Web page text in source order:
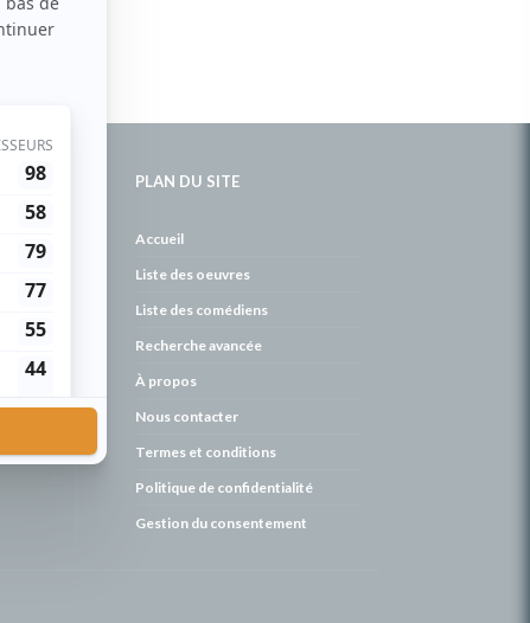
PLAN DU SITE
Accueil
Liste des oeuvres
Liste des comédiens
Recherche avancée
À propos
Nous contacter
Termes et conditions
Politique de confidentialité
Gestion du consentement